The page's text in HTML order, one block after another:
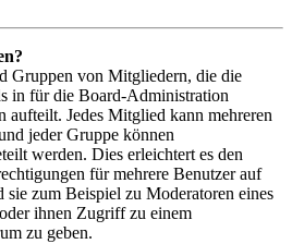
Gruppen von Mitgliedern, die die
in für die Board-Administration
aufteilt. Jedes Mitglied kann mehreren
jeder Gruppe können
werden. Dies erleichtert es den
für mehrere Benutzer auf
sie zum Beispiel zu Moderatoren eines
ihnen Zugriff zu einem
zu geben.